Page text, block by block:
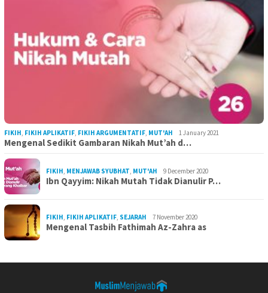
FIKIH, FIKIH APLIKATIF, FIKIH ARGUMENTATIF, MUT'AH 1 January 2021
Mengenal Sedikit Gambaran Nikah Mut’ah d…
FIKIH, MENJAWAB SYUBHAT, MUT'AH 9 December 2020
Ibn Qayyim: Nikah Mutah Tidak Dianulir P…
FIKIH, FIKIH APLIKATIF, SEJARAH 7 November 2020
Mengenal Tasbih Fathimah Az-Zahra as